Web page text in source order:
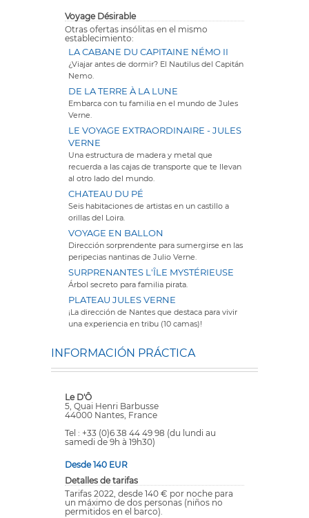
Voyage Désirable
Otras ofertas insólitas en el mismo
establecimiento:
LA CABANE DU CAPITAINE NÉMO II
¿Viajar antes de dormir? El Nautilus del Capitán
Nemo.
DE LA TERRE À LA LUNE
Embarca con tu familia en el mundo de Jules
Verne.
LE VOYAGE EXTRAORDINAIRE - JULES
VERNE
Una estructura de madera y metal que
recuerda a las cajas de transporte que te llevan
al otro lado del mundo.
CHATEAU DU PÉ
Seis habitaciones de artistas en un castillo a
orillas del Loira.
VOYAGE EN BALLON
Dirección sorprendente para sumergirse en las
peripecias nantinas de Julio Verne.
SURPRENANTES L'ÎLE MYSTÉRIEUSE
Árbol secreto para familia pirata.
PLATEAU JULES VERNE
¡La dirección de Nantes que destaca para vivir
una experiencia en tribu (10 camas)!
INFORMACIÓN PRÁCTICA
Le D'Ô
5, Quai Henri Barbusse
44000 Nantes, France
Tel : +33 (0)6 38 44 49 98 (du lundi au
samedi de 9h à 19h30)
Desde 140 EUR
Detalles de tarifas
Tarifas 2022, desde 140 € por noche para
un máximo de dos personas (niños no
permitidos en el barco).